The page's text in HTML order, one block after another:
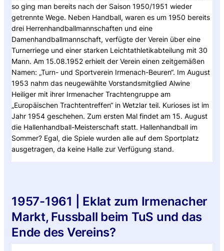
so ging man bereits nach der Saison 1950/1951 wieder
getrennte Wege. Neben Handball, waren es um 1950 bereits
drei Herrenhandballmannschaften und eine
Damenhandballmannschaft, verfügte der Verein über eine
Turnerriege und einer starken Leichtathletikabteilung mit 30
Mann. Am 15.08.1952 erhielt der Verein einen zeitgemäßen
Namen: „Turn- und Sportverein Irmenach-Beuren“. Im August
1953 nahm das neugewählte Vorstandsmitglied Alwine
Heiliger mit ihrer Irmenacher Trachtengruppe am
„Europäischen Trachtentreffen“ in Wetzlar teil. Kurioses ist im
Jahr 1954 geschehen. Zum ersten Mal findet am 15. August
die Hallenhandball-Meisterschaft statt. Hallenhandball im
Sommer? Egal, die Spiele wurden alle auf dem Sportplatz
ausgetragen, da keine Halle zur Verfügung stand.
1957-1961 | Eklat zum Irmenacher
Markt, Fussball beim TuS und das
Ende des Vereins?